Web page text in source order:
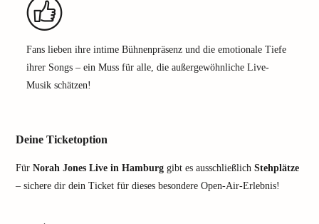
Fans lieben ihre intime Bühnenpräsenz und die emotionale Tiefe
ihrer Songs – ein Muss für alle, die außergewöhnliche Live-
Musik schätzen!
Deine Ticketoption
Für Norah Jones Live in Hamburg gibt es ausschließlich Stehplätze
– sichere dir dein Ticket für dieses besondere Open-Air-Erlebnis!